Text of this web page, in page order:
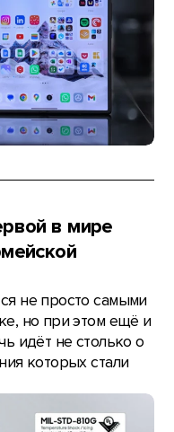
в мире
не просто самыми
но при этом ещё и
идёт не столько о
которых стали